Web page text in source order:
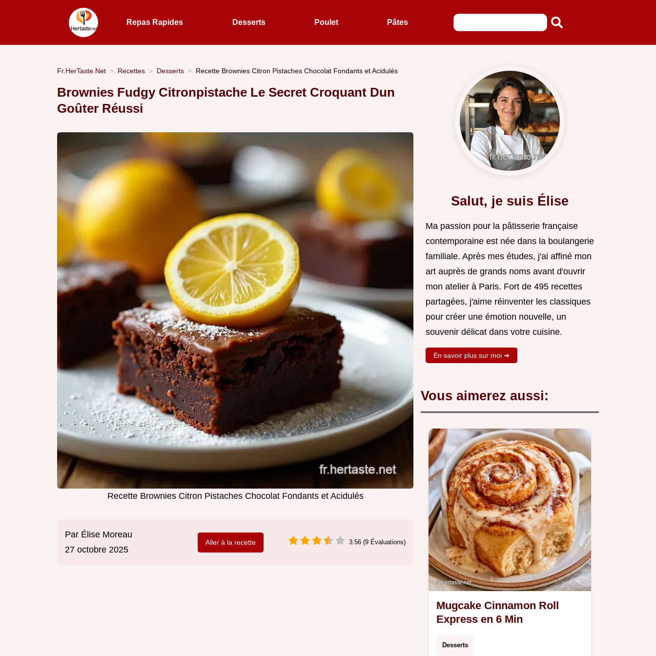
Repas Rapides Desserts Poulet Pâtes
Fr.HerTaste.Net Recettes Desserts Recette Brownies Citron Pistaches Chocolat Fondants et Acidulés
Brownies Fudgy Citronpistache Le Secret Croquant Dun
Goûter Réussi
Recette Brownies Citron Pistaches Chocolat Fondants et Acidulés
Par Élise Moreau
27 octobre 2025
Aller à la recette 3.56 (9 Évaluations)
Salut, je suis Élise
Ma passion pour la pâtisserie française
contemporaine est née dans la boulangerie
familiale. Après mes études, j'ai affiné mon
art auprès de grands noms avant d'ouvrir
mon atelier à Paris. Fort de 495 recettes
partagées, j'aime réinventer les classiques
pour créer une émotion nouvelle, un
souvenir délicat dans votre cuisine.
En savoir plus sur moi ➜
Vous aimerez aussi:
Mugcake Cinnamon Roll
Express en 6 Min
Desserts